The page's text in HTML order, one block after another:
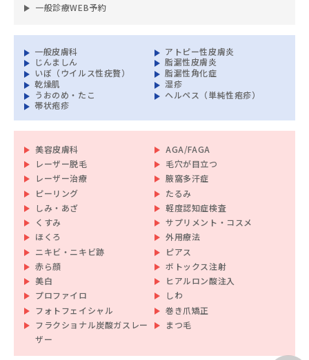
一般診療WEB予約
一般皮膚科
アトピー性皮膚炎
じんましん
脂漏性皮膚炎
いぼ（ウイルス性疣贅）
脂漏性角化症
乾燥肌
湿疹
うおのめ・たこ
ヘルペス（単純性疱疹）
帯状疱疹
美容皮膚科
AGA/FAGA
レーザー脱毛
毛穴が目立つ
レーザー治療
腋窩多汗症
ピーリング
たるみ
しみ・あざ
軽度認知症検査
くすみ
サプリメント・コスメ
ほくろ
外用療法
ニキビ・ニキビ跡
ピアス
赤ら顔
ボトックス注射
美白
ヒアルロン酸注入
プロファイロ
しわ
フォトフェイシャル
巻き爪矯正
フラクショナル炭酸ガスレー
ザー
まつ毛